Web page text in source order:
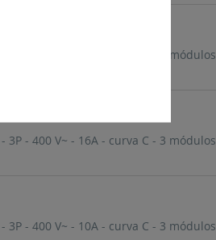
3P - 400 V~ - 20A - curva C - 3 módulos
3P - 400 V~ - 16A - curva C - 3 módulos
3P - 400 V~ - 10A - curva C - 3 módulos